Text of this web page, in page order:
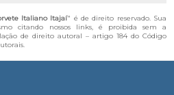
Italiano Itajaí" é de direito reservado. Sua
citando nossos links, é proibida sem a
de direito autoral – artigo 184 do Código
.